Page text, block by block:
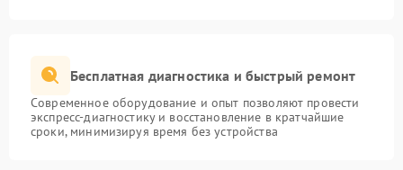
Бесплатная диагностика и быстрый ремонт
Современное оборудование и опыт позволяют провести
экспресс-диагностику и восстановление в кратчайшие
сроки, минимизируя время без устройства